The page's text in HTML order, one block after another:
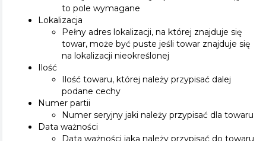
to pole wymagane
Lokalizacja
Pełny adres lokalizacji, na której znajduje się
towar, może być puste jeśli towar znajduje się
na lokalizacji nieokreślonej
Ilość
Ilość towaru, której należy przypisać dalej
podane cechy
Numer partii
Numer seryjny jaki należy przypisać dla towaru
Data ważności
Data ważności jaką należy przypisać do towaru